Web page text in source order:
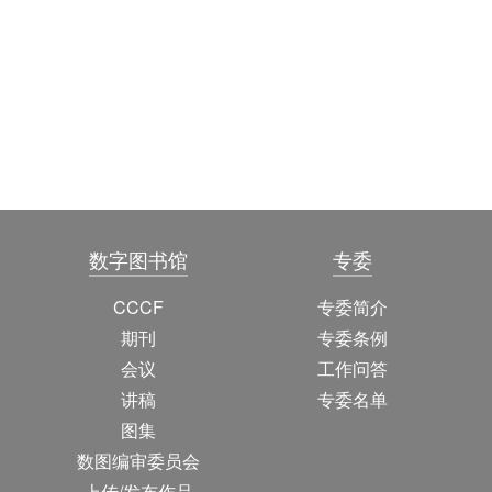
数字图书馆
CCCF
期刊
会议
讲稿
图集
数图编审委员会
专委
专委简介
专委条例
工作问答
专委名单